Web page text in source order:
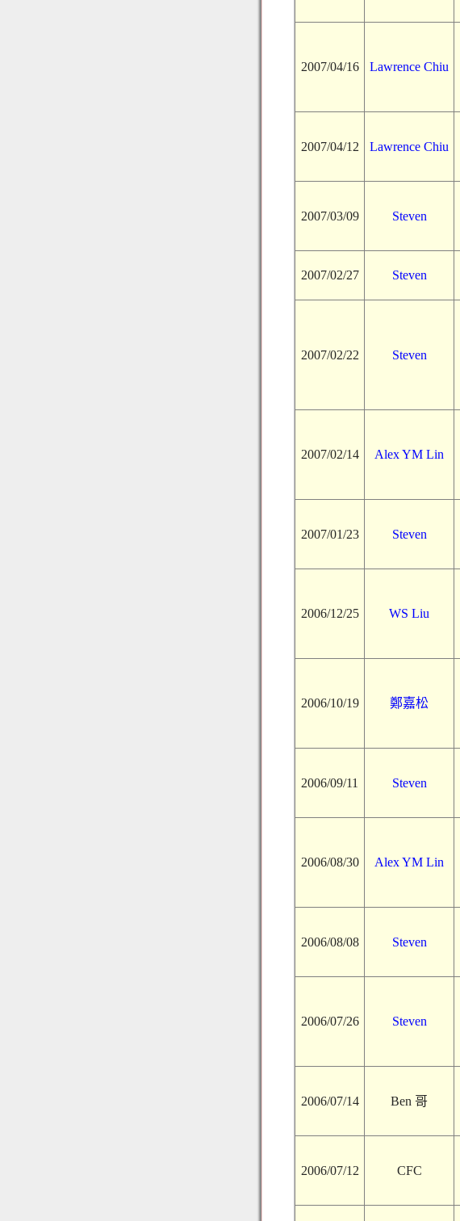
2007/04/16 Lawrence Chiu
2007/04/12 Lawrence Chiu
2007/03/09 Steven
2007/02/27 Steven
2007/02/22 Steven
2007/02/14 Alex YM Lin
2007/01/23 Steven
2006/12/25 WS Liu
2006/10/19 鄭嘉松
2006/09/11 Steven
2006/08/30 Alex YM Lin
2006/08/08 Steven
2006/07/26 Steven
2006/07/14 Ben 哥
2006/07/12 CFC